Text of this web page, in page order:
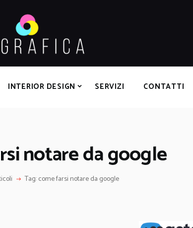
INTERIOR DESIGN SERVIZI CONTATTI
notare da google
Tag: come farsi notare da google